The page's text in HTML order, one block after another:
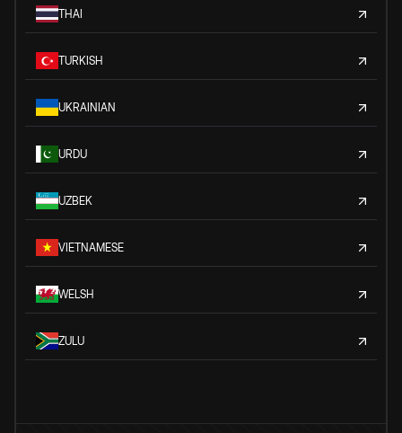
THAI
TURKISH
UKRAINIAN
URDU
UZBEK
VIETNAMESE
WELSH
ZULU